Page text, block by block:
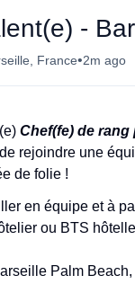
-
France•2m ago
Chef(fe) de
rejoindre une
de folie !
en équipe et à
ou BTS
Palm